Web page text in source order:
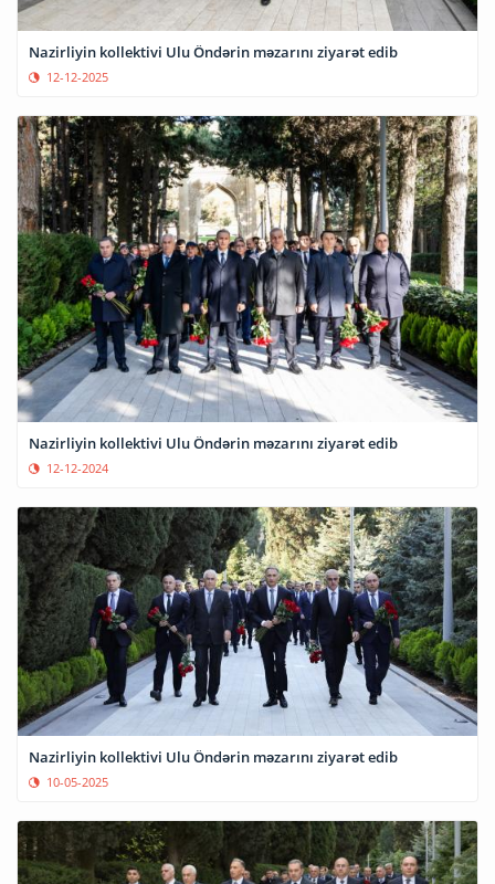
Nazirliyin kollektivi Ulu Öndərin məzarını ziyarət edib
12-12-2025
Nazirliyin kollektivi Ulu Öndərin məzarını ziyarət edib
12-12-2024
Nazirliyin kollektivi Ulu Öndərin məzarını ziyarət edib
10-05-2025